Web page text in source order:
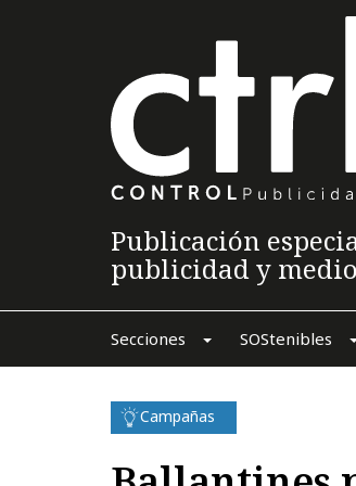
Publicación
publicidad y
Secciones SOStenibles
Campañas